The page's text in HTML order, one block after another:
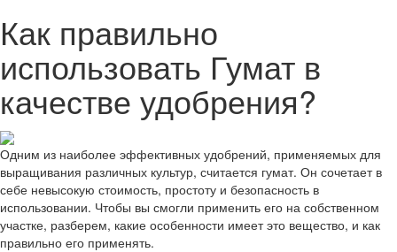
Как правильно
использовать Гумат в
качестве удобрения?
Одним из наиболее эффективных удобрений, применяемых для
выращивания различных культур, считается гумат. Он сочетает в
себе невысокую стоимость, простоту и безопасность в
использовании. Чтобы вы смогли применить его на собственном
участке, разберем, какие особенности имеет это вещество, и как
правильно его применять.